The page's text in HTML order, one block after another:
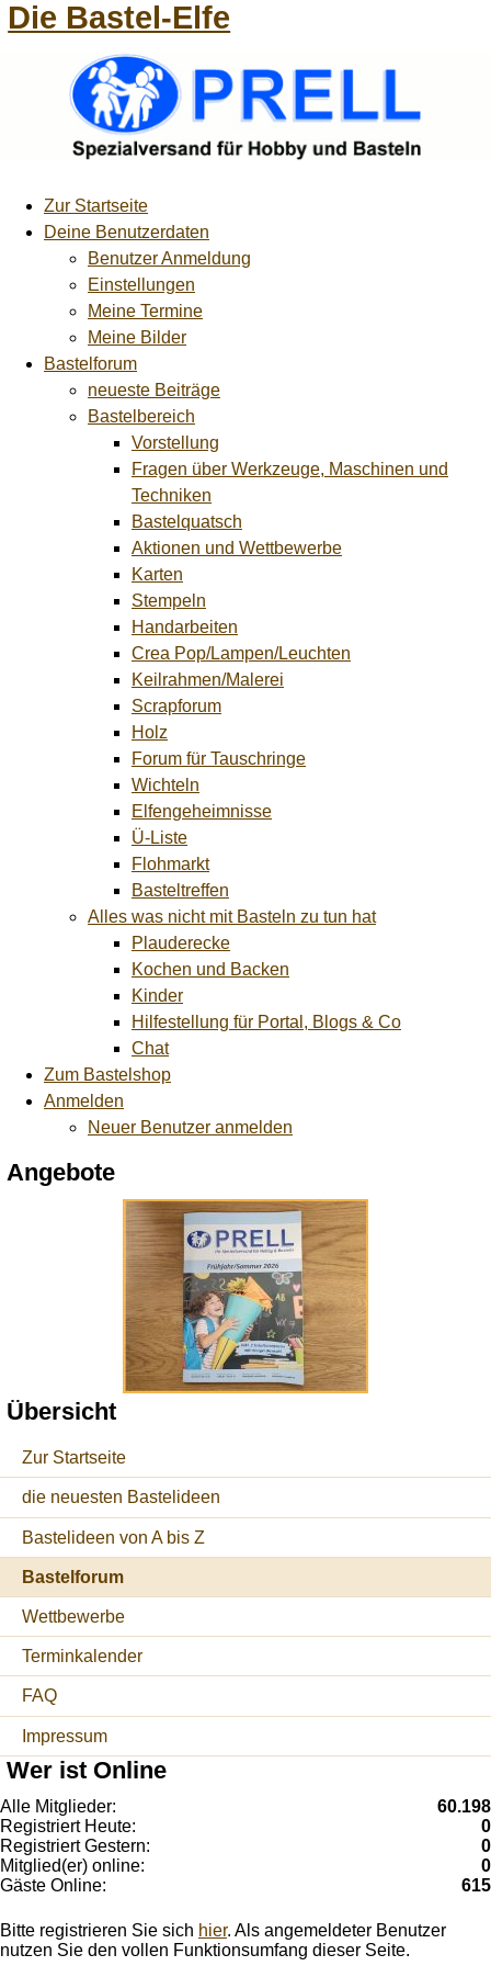
Die Bastel-Elfe
Zur Startseite
Deine Benutzerdaten
Benutzer Anmeldung
Einstellungen
Meine Termine
Meine Bilder
Bastelforum
neueste Beiträge
Bastelbereich
Vorstellung
Fragen über Werkzeuge, Maschinen und
Techniken
Bastelquatsch
Aktionen und Wettbewerbe
Karten
Stempeln
Handarbeiten
Crea Pop/Lampen/Leuchten
Keilrahmen/Malerei
Scrapforum
Holz
Forum für Tauschringe
Wichteln
Elfengeheimnisse
Ü-Liste
Flohmarkt
Basteltreffen
Alles was nicht mit Basteln zu tun hat
Plauderecke
Kochen und Backen
Kinder
Hilfestellung für Portal, Blogs & Co
Chat
Zum Bastelshop
Anmelden
Neuer Benutzer anmelden
Angebote
Übersicht
Zur Startseite
die neuesten Bastelideen
Bastelideen von A bis Z
Bastelforum
Wettbewerbe
Terminkalender
FAQ
Impressum
Wer ist Online
Alle Mitglieder:
60.198
Registriert Heute:
0
Registriert Gestern:
0
Mitglied(er) online:
0
Gäste Online:
615
Bitte registrieren Sie sich hier. Als angemeldeter Benutzer
nutzen Sie den vollen Funktionsumfang dieser Seite.